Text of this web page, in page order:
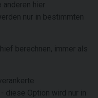
anderen hier
nur in bestimmten
berechnen, immer als
diese Option wird nur in